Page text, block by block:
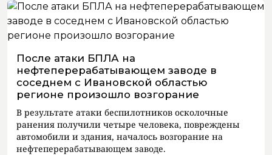
После атаки БПЛА на
нефтеперерабатывающем заводе в
соседнем с Ивановской областью
регионе произошло возгорание
В результате атаки беспилотников осколочные
ранения получили четыре человека, повреждены
автомобили и здания, началось возгорание на
нефтеперерабатывающем заводе.